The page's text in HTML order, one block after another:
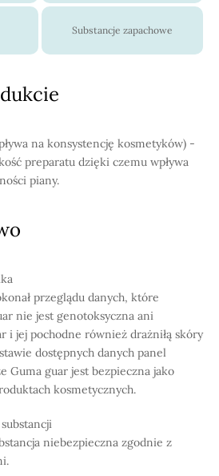
Substancje zapachowe
na konsystencję kosmetyków) -
preparatu dzięki czemu wpływa
piany.
przeglądu danych, które
nie jest genotoksyczna ani
i jej pochodne również drażniłą skóry
dostępnych danych panel
Guma guar jest bezpieczna jako
kosmetycznych.
niebezpieczna zgodnie z